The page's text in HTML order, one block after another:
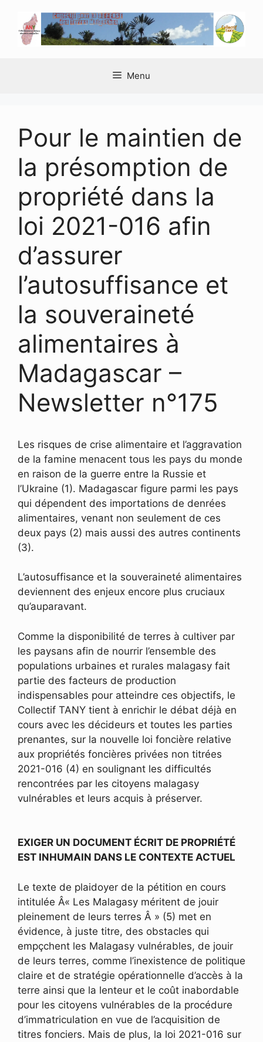
contenu
Menu
Pour le maintien de
la présomption de
propriété dans la
loi 2021-016 afin
d’assurer
l’autosuffisance et
la souveraineté
alimentaires à
Madagascar –
Newsletter n°175
Les risques de crise alimentaire et l’aggravation
de la famine menacent tous les pays du monde
en raison de la guerre entre la Russie et
l’Ukraine (1). Madagascar figure parmi les pays
qui dépendent des importations de denrées
alimentaires, venant non seulement de ces
deux pays (2) mais aussi des autres continents
(3).
L’autosuffisance et la souveraineté alimentaires
deviennent des enjeux encore plus cruciaux
qu’auparavant.
Comme la disponibilité de terres à cultiver par
les paysans afin de nourrir l’ensemble des
populations urbaines et rurales malagasy fait
partie des facteurs de production
indispensables pour atteindre ces objectifs, le
Collectif TANY tient à enrichir le débat déjà en
cours avec les décideurs et toutes les parties
prenantes, sur la nouvelle loi foncière relative
aux propriétés foncières privées non titrées
2021-016 (4) en soulignant les difficultés
rencontrées par les citoyens malagasy
vulnérables et leurs acquis à préserver.
EXIGER UN DOCUMENT ÉCRIT DE PROPRIÉTÉ
EST INHUMAIN DANS LE CONTEXTE ACTUEL
Le texte de plaidoyer de la pétition en cours
intitulée Â« Les Malagasy méritent de jouir
pleinement de leurs terres Â » (5) met en
évidence, à juste titre, des obstacles qui
empçchent les Malagasy vulnérables, de jouir
de leurs terres, comme l’inexistence de politique
claire et de stratégie opérationnelle d’accès à la
terre ainsi que la lenteur et le coût inabordable
pour les citoyens vulnérables de la procédure
d’immatriculation en vue de l’acquisition de
titres fonciers. Mais de plus, la loi 2021-016 sur